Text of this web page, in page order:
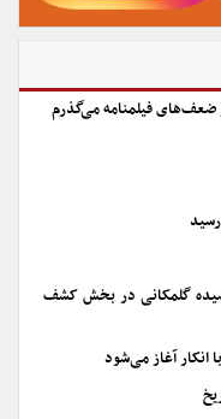
ضعف‌های فیلمنامه می‌گذرم
گلمکانی در بخش کشف
انکار آغاز می‌شود